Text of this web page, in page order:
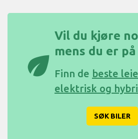
eco
Vil du kjøre
mens du er
Finn de beste
elektrisk og
SØK BILER